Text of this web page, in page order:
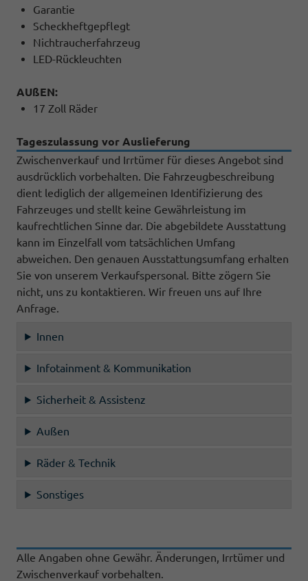
Garantie
Scheckheftgepflegt
Nichtraucherfahrzeug
LED-Rückleuchten
AUßEN:
17 Zoll Räder
Tageszulassung vor Auslieferung
Zwischenverkauf und Irrtümer für dieses Angebot sind
ausdrücklich vorbehalten. Die Fahrzeugbeschreibung
dient lediglich der allgemeinen Identifizierung des
Fahrzeuges und stellt keine Gewährleistung im
kaufrechtlichen Sinne dar. Die abgebildete Ausstattung
kann im Einzelfall vom tatsächlichen Umfang
abweichen. Den genauen Ausstattungsumfang erhalten
Sie von unserem Verkaufspersonal. Bitte zögern Sie
nicht, uns zu kontaktieren. Wir freuen uns auf Ihre
Anfrage.
Innen
Infotainment & Kommunikation
Sicherheit & Assistenz
Außen
Räder & Technik
Sonstiges
Alle Angaben ohne Gewähr. Änderungen, Irrtümer und
Zwischenverkauf vorbehalten.